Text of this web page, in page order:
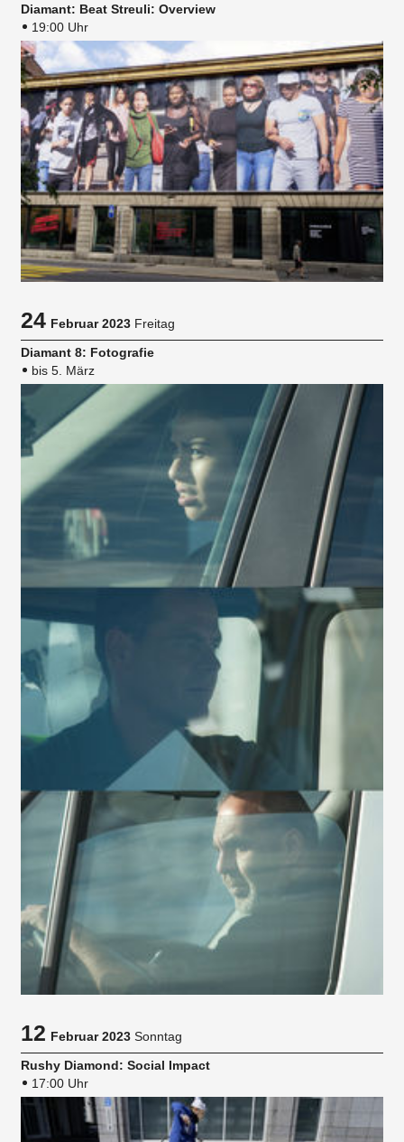
Diamant: Beat Streuli: Overview
19:00 Uhr
24Februar 2023 Freitag
Diamant 8: Fotografie
bis 5. März
12Februar 2023 Sonntag
Rushy Diamond: Social Impact
17:00 Uhr